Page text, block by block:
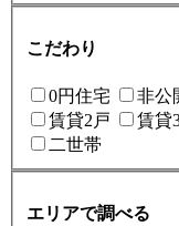
こだわり
0円住宅 非公
賃貸2戸
賃貸
二世帯
エリアで調べる